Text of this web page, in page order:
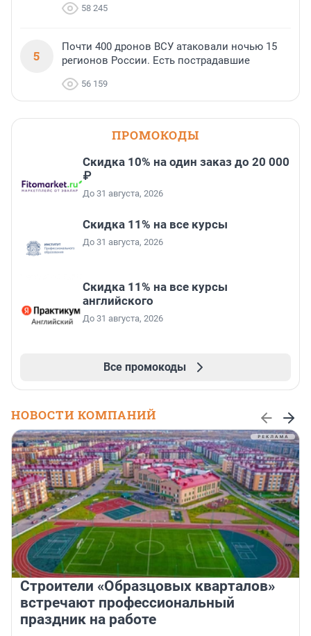
58 245
5
Почти 400 дронов ВСУ атаковали ночью 15
регионов России. Есть пострадавшие
56 159
ПРОМОКОДЫ
Скидка 10% на один заказ до 20 000
₽
До 31 августа, 2026
Скидка 11% на все курсы
До 31 августа, 2026
Скидка 11% на все курсы
английского
До 31 августа, 2026
Все промокоды
НОВОСТИ КОМПАНИЙ
Строители «Образцовых кварталов»
встречают профессиональный
праздник на работе